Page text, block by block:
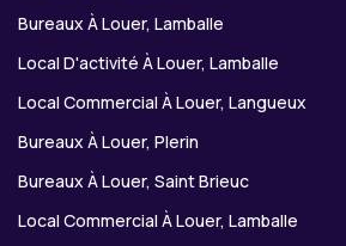
Bureaux À Louer, Lamballe
Local D'activité À Louer, Lamballe
Local Commercial À Louer, Langueux
Bureaux À Louer, Plerin
Bureaux À Louer, Saint Brieuc
Local Commercial À Louer, Lamballe